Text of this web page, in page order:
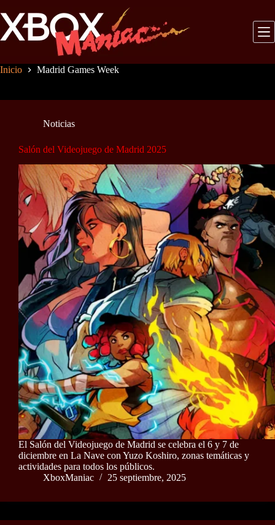
al
contenido
Inicio Madrid Games Week
Noticias
Salón del Videojuego de Madrid 2025
El Salón del Videojuego de Madrid se celebra el 6 y 7 de
diciembre en La Nave con Yuzo Koshiro, zonas temáticas y
actividades para todos los públicos.
XboxManiac
25 septiembre, 2025